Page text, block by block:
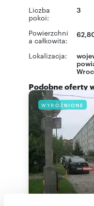
Liczba
pokoi:
3
Powierzchni
a całkowita:
Lokalizacja:
Podobne oferty
WYRÓŻNIONE